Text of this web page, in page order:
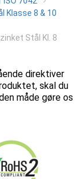
Klasse 8 & 10
Stål Kl. 8
direktiver
skal du
måde gøre os